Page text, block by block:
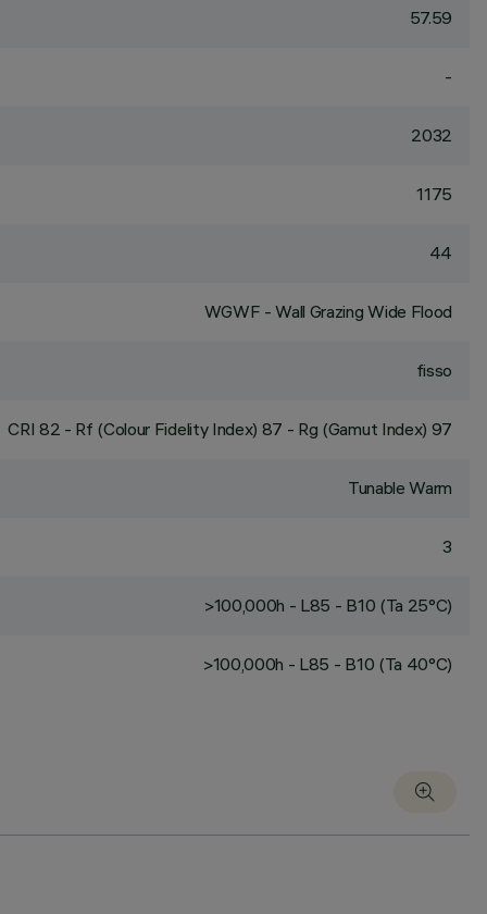
57.59
-
2032
1175
44
WGWF - Wall Grazing Wide Flood
fisso
CRI 82 - Rf (Colour Fidelity Index) 87 - Rg (Gamut Index) 97
Tunable Warm
3
>100,000h - L85 - B10 (Ta 25°C)
>100,000h - L85 - B10 (Ta 40°C)